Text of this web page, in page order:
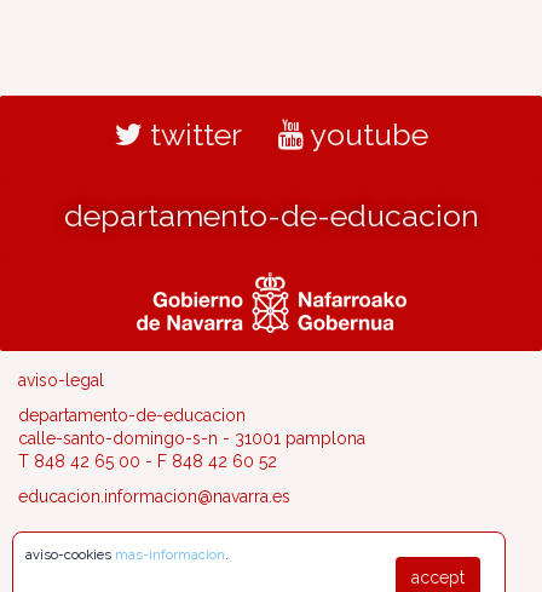
twitter youtube
departamento-de-educacion
aviso-legal
departamento-de-educacion
calle-santo-domingo-s-n - 31001 pamplona
T 848 42 65 00 - F 848 42 60 52
educacion.informacion@navarra.es
accept
aviso-cookies mas-informacion.